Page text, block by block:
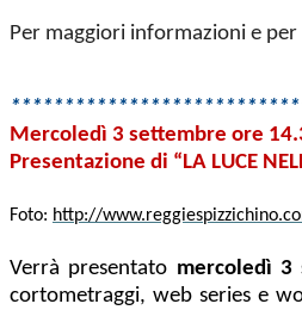
Per maggiori informazioni e
Mercoledì 3 settembre ore
Presentazione di “LA LUCE
Foto: http://
Verrà presentato mercoledì 3
cortometraggi, web series e